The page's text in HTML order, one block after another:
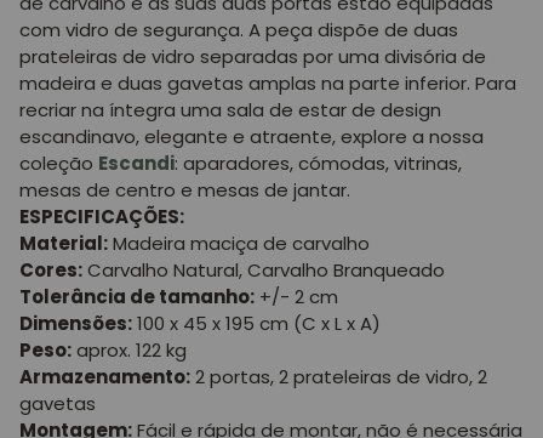
com vidro de segurança. A peça dispõe de duas
prateleiras de vidro separadas por uma divisória de
madeira e duas gavetas amplas na parte inferior. Para
recriar na íntegra uma sala de estar de design
escandinavo, elegante e atraente, explore a nossa
coleção Escandi: aparadores, cómodas, vitrinas,
mesas de centro e mesas de jantar.
ESPECIFICAÇÕES:
Material:Madeira maciça de carvalho
Cores:Carvalho Natural, Carvalho Branqueado
Tolerância de tamanho: +/- 2 cm
Dimensões:100 x 45 x 195 cm (C x L x A)
Peso:aprox. 122 kg
Armazenamento:2 portas, 2 prateleiras de vidro, 2
gavetas
Montagem:Fácil e rápida de montar, não é necessária